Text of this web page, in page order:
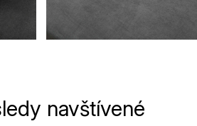
navštívené